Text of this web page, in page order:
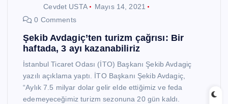
Cevdet USTA
Mayıs 14, 2021
0 Comments
Şekib Avdagiç’ten turizm çağrısı: Bir
haftada, 3 ayı kazanabiliriz
İstanbul Ticaret Odası (İTO) Başkanı Şekib Avdagiç
yazılı açıklama yaptı. İTO Başkanı Şekib Avdagiç,
“Aylık 7.5 milyar dolar gelir elde ettiğimiz ve feda
edemeyeceğimiz turizm sezonuna 20 gün kaldı.